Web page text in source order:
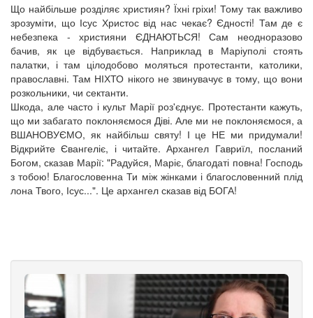
Що найбільше розділяє християн? Їхні гріхи! Тому так важливо
зрозуміти, що Ісус Христос від нас чекає? Єдності! Там де є
небезпека - християни ЄДНАЮТЬСЯ! Сам неодноразово
бачив, як це відбувається. Наприклад в Маріуполі стоять
палатки, і там цілодобово моляться протестанти, католики,
православні. Там НІХТО нікого не звинувачує в тому, що вони
розкольники, чи сектанти.
Шкода, але часто і культ Марії роз'єднує. Протестанти кажуть,
що ми забагато поклоняємося Діві. Але ми не поклоняємося, а
ВШАНОВУЄМО, як найбільш святу! І це НЕ ми придумали!
Відкрийте Євангеліє, і читайте. Архангел Гавриїл, посланий
Богом, сказав Марії: "Радуйся, Маріє, благодаті повна! Господь
з тобою! Благословенна Ти між жінками і благословенний плід
лона Твого, Ісус...". Це архангел сказав від БОГА!